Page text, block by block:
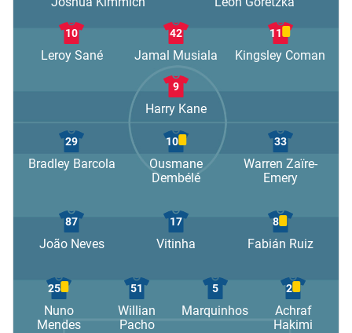
10
Leroy Sané
42
Jamal Musiala
11
Kingsley Coman
9
Harry Kane
29
Bradley Barcola
10
Ousmane
Dembélé
33
Warren Zaïre-
Emery
87
João Neves
17
Vitinha
8
Fabián Ruiz
25
Nuno
Mendes
51
Willian
Pacho
5
Marquinhos
2
Achraf
Hakimi